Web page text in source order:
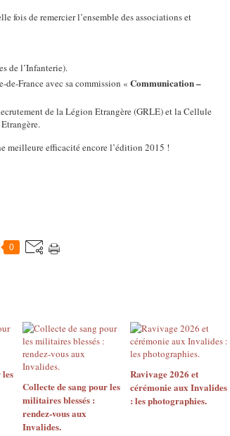
fois de remercier l’ensemble des associations et
de l’Infanterie).
de-France avec sa commission « Communication –
de la Légion Etrangère (GRLE) et la Cellule
meilleure efficacité encore l’édition 2015 !
0
Collecte de sang pour les
militaires blessés :
rendez-vous aux
Invalides.
Ravivage 2026 et
cérémonie aux Invalides
: les photographies.